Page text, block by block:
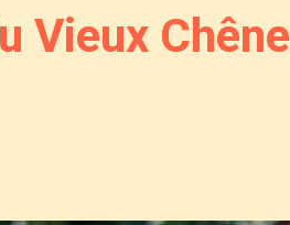
Vieux Chêne